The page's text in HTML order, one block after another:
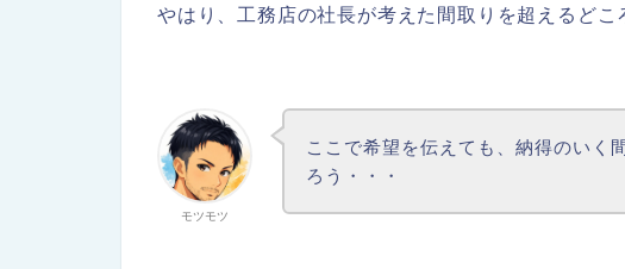
やはり、工務店の社長が考えた間取りを超えるどこ
モツモツ
ここで希望を伝えても、納得のいく
ろう・・・